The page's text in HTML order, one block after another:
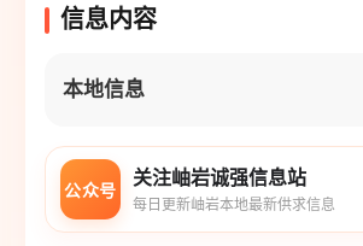
信息内容
本地信息
公众号
关注岫岩诚强信息站
每日更新岫岩本地最新供求信息